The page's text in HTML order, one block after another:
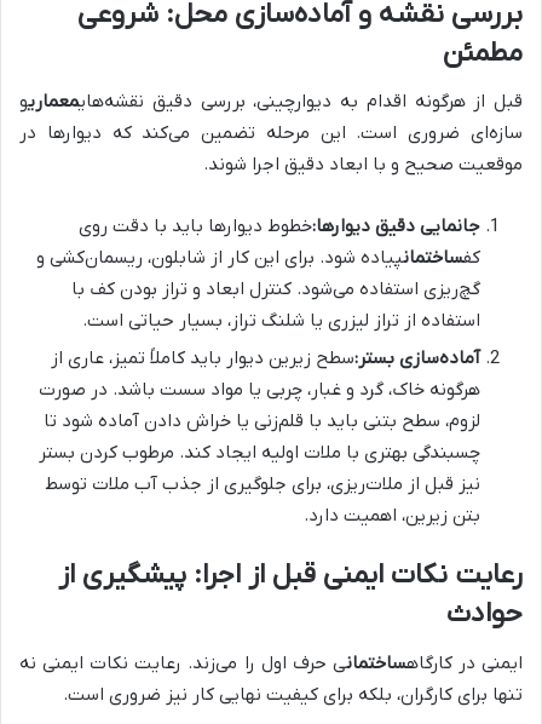
بررسی نقشه و آماده‌سازی محل: شروعی
مطمئن
قبل از هرگونه اقدام به دیوارچینی، بررسی دقیق نقشه‌هایمعماریو
سازه‌ای ضروری است. این مرحله تضمین می‌کند که دیوارها در
موقعیت صحیح و با ابعاد دقیق اجرا شوند.
جانمایی دقیق دیوارها:خطوط دیوارها باید با دقت روی
کفساختمانپیاده شود. برای این کار از شابلون، ریسمان‌کشی و
گچ‌ریزی استفاده می‌شود. کنترل ابعاد و تراز بودن کف با
استفاده از تراز لیزری یا شلنگ تراز، بسیار حیاتی است.
آماده‌سازی بستر:سطح زیرین دیوار باید کاملاً تمیز، عاری از
هرگونه خاک، گرد و غبار، چربی یا مواد سست باشد. در صورت
لزوم، سطح بتنی باید با قلم‌زنی یا خراش دادن آماده شود تا
چسبندگی بهتری با ملات اولیه ایجاد کند. مرطوب کردن بستر
نیز قبل از ملات‌ریزی، برای جلوگیری از جذب آب ملات توسط
بتن زیرین، اهمیت دارد.
رعایت نکات ایمنی قبل از اجرا: پیشگیری از
حوادث
ایمنی در کارگاهساختمانی حرف اول را می‌زند. رعایت نکات ایمنی نه
تنها برای کارگران، بلکه برای کیفیت نهایی کار نیز ضروری است.